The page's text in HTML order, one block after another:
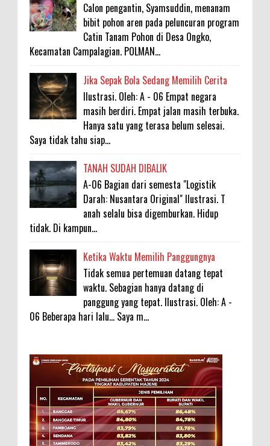
Calon pengantin, Syamsuddin, menanam
bibit pohon aren pada peluncuran program
Catin Tanam Pohon di Desa Ongko,
Kecamatan Campalagian. POLMAN...
Jika Sepak Bola Sedang Memilih Cerita
Ilustrasi. Oleh: A - 06 Empat negara
masih berdiri. Empat jalan masih terbuka.
Hanya satu yang terasa belum selesai.
Saya tidak tahu siap...
TANAH SUDAH DIBALIK
A-06 Bagian dari semesta "Logistik
Darah: Nusantara Original" Ilustrasi. T
anah selalu bisa digemburkan. Hidup
tidak. Di kampun...
Ketika Waktu Memilih Panggungnya
Tidak semua pertemuan datang tepat
waktu. Sebagian hanya datang di
panggung yang tepat. Ilustrasi. Oleh: A -
06 Beberapa hari lalu... Saya m...